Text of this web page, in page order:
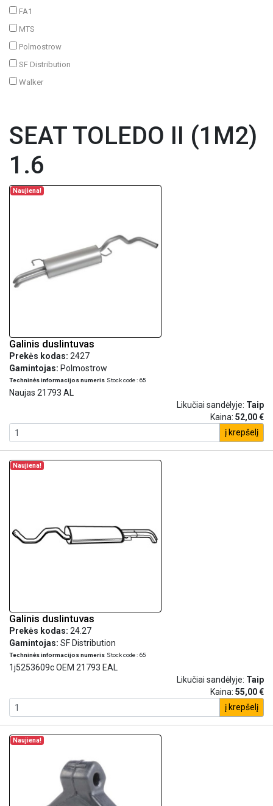
FA1
MTS
Polmostrow
SF Distribution
Walker
SEAT TOLEDO II (1M2)
1.6
Naujiena!
Galinis duslintuvas
Prekės kodas: 2427
Gamintojas: Polmostrow
Techninės informacijos numeris Stock code : 65
Naujas 21793 AL
Likučiai sandėlyje: Taip
Kaina: 52,00 €
į krepšelį
Naujiena!
Galinis duslintuvas
Prekės kodas: 24.27
Gamintojas: SF Distribution
Techninės informacijos numeris Stock code : 65
1j5253609c OEM 21793 EAL
Likučiai sandėlyje: Taip
Kaina: 55,00 €
į krepšelį
Naujiena!